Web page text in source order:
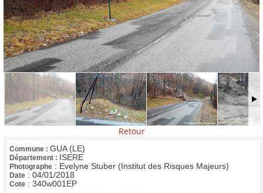
Retour
Commune : GUA (LE)
Département : ISERE
Photographe : Evelyne Stuber (Institut des Risques Majeurs)
Date : 04/01/2018
Cote : 340w001EP